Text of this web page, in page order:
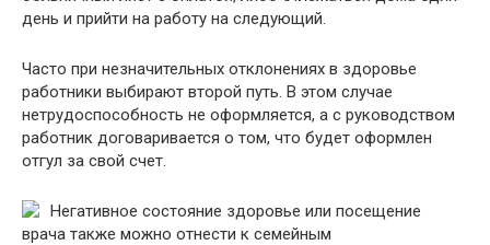
день и прийти на работу на следующий.
Часто при незначительных отклонениях в здоровье
работники выбирают второй путь. В этом случае
нетрудоспособность не оформляется, а с руководством
работник договаривается о том, что будет оформлен
отгул за свой счет.
Негативное состояние здоровье или посещение
врача также можно отнести к семейным